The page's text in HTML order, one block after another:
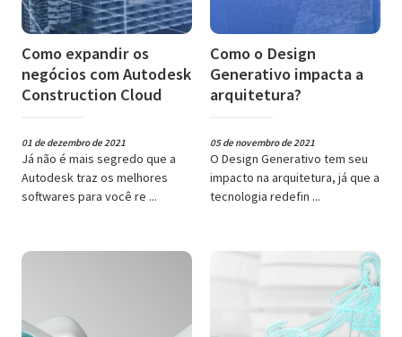
Como expandir os
negócios com Autodesk
Construction Cloud
01 de dezembro de 2021
Já não é mais segredo que a
Autodesk traz os melhores
softwares para você re ...
Como o Design
Generativo impacta a
arquitetura?
05 de novembro de 2021
O Design Generativo tem seu
impacto na arquitetura, já que a
tecnologia redefin ...